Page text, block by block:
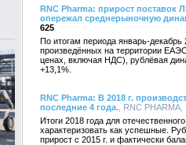
RNC Pharma: прирост поставок
опережал среднерыночную
625
По итогам периода январь-
произведённых на территории
ценах, включая НДС), рублёвая
+13,1%.
RNC Pharma: В 2018 г.
последние 4 года. , RNC
Итоги 2018 года для
характеризовать как успешные.
прирост с 2015 г. и фактически